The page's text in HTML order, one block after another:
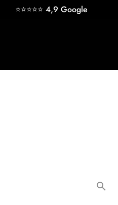
Direkt⭐⭐⭐⭐⭐ 4,9 Google